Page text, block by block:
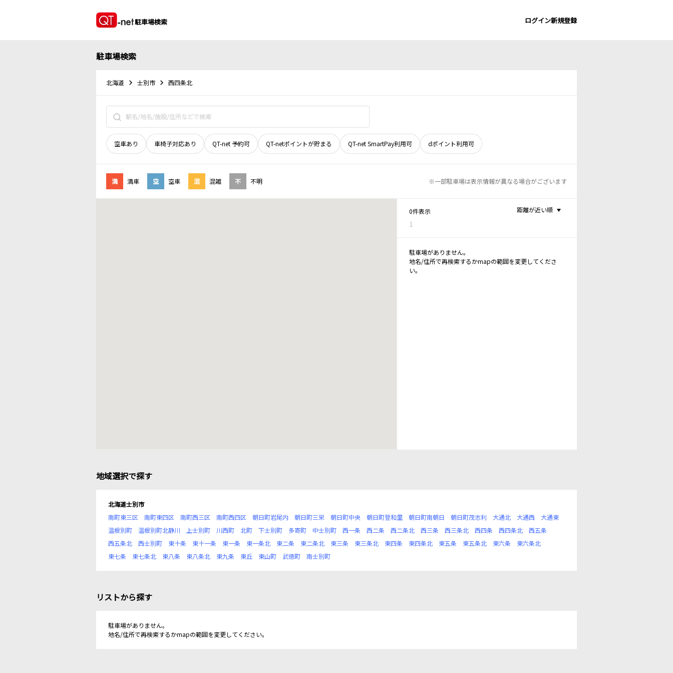
駐車場検索 ログイン新規登録
駐車場検索
北海道 士別市 西四条北
空車あり 車椅子対応あり QT-net 予約可 QT-netポイントが貯まる QT-net SmartPay利用可 dポイント利用可
満 満車 空 空車 混 混雑 不 不明 ※一部駐車場は表示情報が異なる場合がございます
0件表示
1
距離が近い順
駐車場がありません。
地名/住所で再検索するかmapの範囲を変更してくださ
い。
地域選択で探す
北海道士別市
南町東三区
南町東四区 南町西三区 南町西四区 朝日町岩尾内 朝日町三栄 朝日町中央 朝日町登和里 朝日町南朝日 朝日町茂志利 大通北 大通西
大通東
温根別町
温根別町北静川 上士別町 川西町 北町 下士別町 多寄町 中士別町 西一条 西二条 西二条北 西三条 西三条北 西四条 西四条北
西五条
西五条北
西士別町 東十条 東十一条 東一条 東一条北 東二条 東二条北 東三条 東三条北 東四条 東四条北 東五条 東五条北 東六条
東六条北
東七条
東七条北 東八条 東八条北 東九条 東丘 東山町 武徳町 南士別町
リストから探す
駐車場がありません。
地名/住所で再検索するかmapの範囲を変更してください。